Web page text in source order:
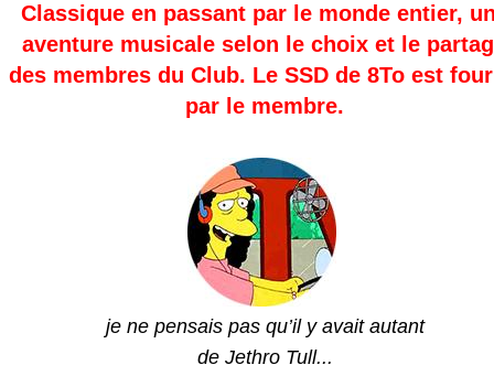
Classique en passant par le monde entier,
aventure musicale selon le choix et le
des membres du Club. Le SSD de 8To est
par le membre.
je ne pensais pas qu’il y avait autant
de Jethro Tull...